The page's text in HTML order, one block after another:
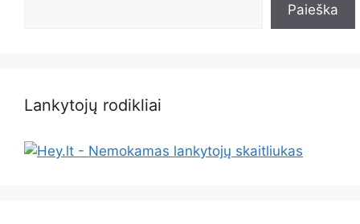
Paieška
Lankytojų rodikliai